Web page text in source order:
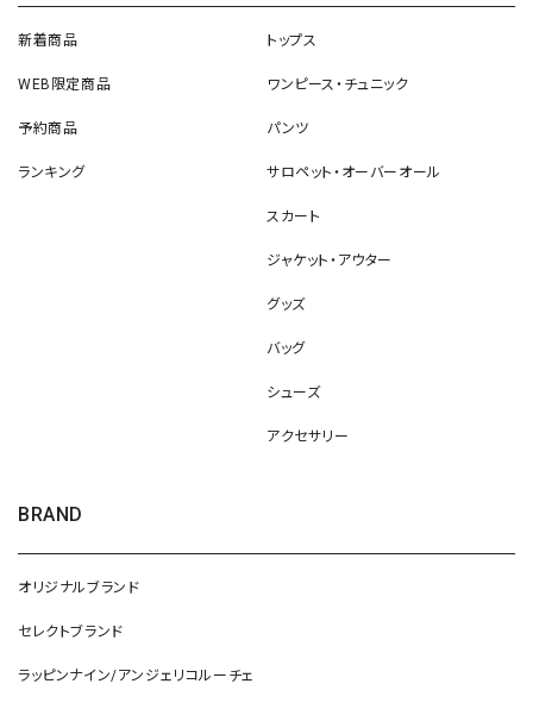
新着商品
WEB限定商品
予約商品
ランキング
トップス
ワンピース・チュニック
パンツ
サロペット・オーバーオール
スカート
ジャケット・アウター
グッズ
バッグ
シューズ
アクセサリー
BRAND
オリジナルブランド
セレクトブランド
ラッピンナイン/アンジェリコルーチェ